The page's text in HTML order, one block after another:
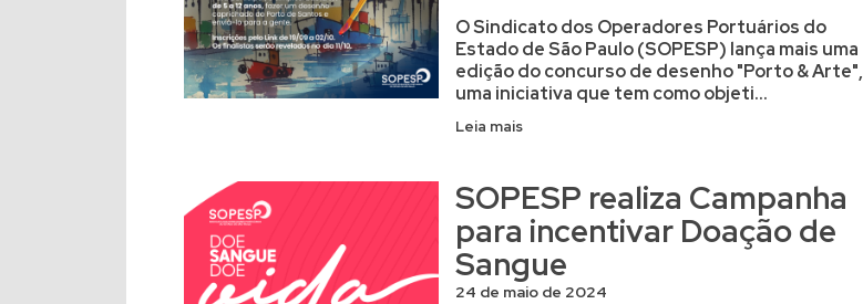
O Sindicato dos Operadores Portuários do
Estado de São Paulo (SOPESP) lança mais uma
edição do concurso de desenho "Porto & Arte",
uma iniciativa que tem como objeti...
Leia mais
SOPESP realiza Campanha
para incentivar Doação de
Sangue
24 de maio de 2024